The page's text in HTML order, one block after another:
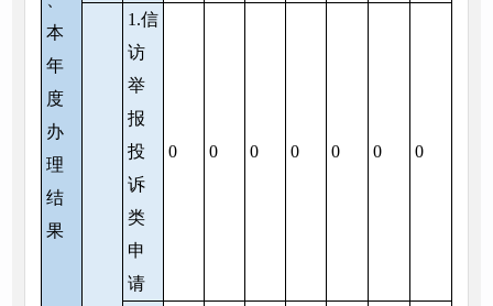
本
年
度
办
理
结
果
1.信
访
举
报
投
诉
类
申
请
0 0 0 0 0 0 0